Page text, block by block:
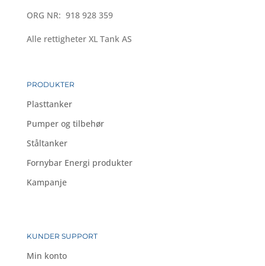
ORG NR: 918 928 359
Alle rettigheter XL Tank AS
PRODUKTER
Plasttanker
Pumper og tilbehør
Ståltanker
Fornybar Energi produkter
Kampanje
KUNDER SUPPORT
Min konto